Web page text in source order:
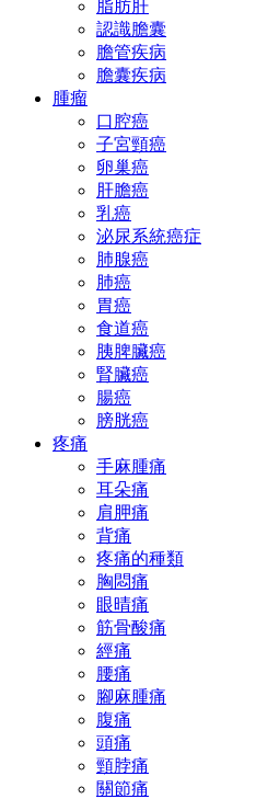
脂肪肝
認識膽囊
膽管疾病
膽囊疾病
腫瘤
口腔癌
子宮頸癌
卵巢癌
肝膽癌
乳癌
泌尿系統癌症
肺腺癌
肺癌
胃癌
食道癌
胰脾臟癌
腎臟癌
腸癌
膀胱癌
疼痛
手麻腫痛
耳朵痛
肩胛痛
背痛
疼痛的種類
胸悶痛
眼晴痛
筋骨酸痛
經痛
腰痛
腳麻腫痛
腹痛
頭痛
頸脖痛
關節痛